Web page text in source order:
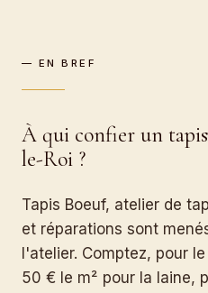
— EN BREF
À qui confier un
le-Roi ?
Tapis Boeuf, atelier de
et réparations sont
l'atelier. Comptez, pour
50 € le m² pour la laine,